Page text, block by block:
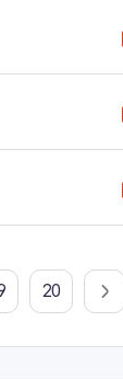
20